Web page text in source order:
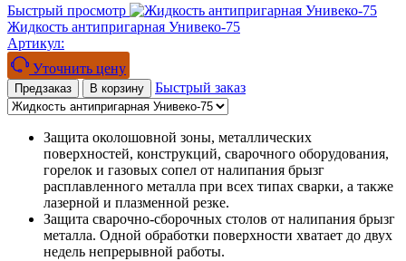
Быстрый просмотр
Жидкость антипригарная Унивеко-75
Артикул:
Уточнить цену
Предзаказ В корзину Быстрый заказ
Защита околошовной зоны, металлических
поверхностей, конструкций, сварочного оборудования,
горелок и газовых сопел от налипания брызг
расплавленного металла при всех типах сварки, а также
лазерной и плазменной резке.
Защита сварочно-сборочных столов от налипания брызг
металла. Одной обработки поверхности хватает до двух
недель непрерывной работы.